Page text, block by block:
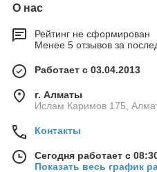
О нас
Рейтинг не сформирован
Менее 5 отзывов за
Работает с 03.04.2013
г. Алматы
Ислам Каримов 175,
Контакты
Сегодня работает с
Показать весь график